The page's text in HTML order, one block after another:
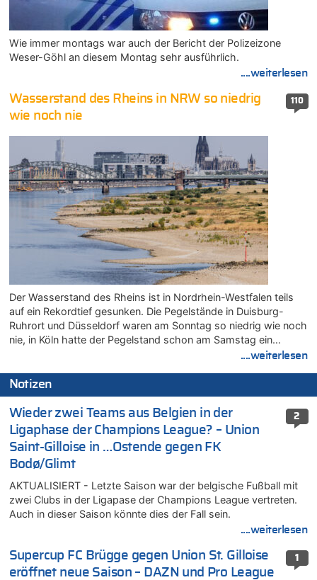
Wie immer montags war auch der Bericht der Polizeizone
Weser-Göhl an diesem Montag sehr ausführlich.
....weiterlesen
110
Wasserstand des Rheins in NRW so niedrig
wie noch nie
Der Wasserstand des Rheins ist in Nordrhein-Westfalen teils
auf ein Rekordtief gesunken. Die Pegelstände in Duisburg-
Ruhrort und Düsseldorf waren am Sonntag so niedrig wie noch
nie, in Köln hatte der Pegelstand schon am Samstag ein…
....weiterlesen
Notizen
2
Wieder zwei Teams aus Belgien in der
Ligaphase der Champions League? – Union
Saint-Gilloise in …Ostende gegen FK
Bodø/Glimt
AKTUALISIERT - Letzte Saison war der belgische Fußball mit
zwei Clubs in der Ligapase der Champions League vertreten.
Auch in dieser Saison könnte dies der Fall sein.
....weiterlesen
1
Supercup FC Brügge gegen Union St. Gilloise
eröffnet neue Saison – DAZN und Pro League